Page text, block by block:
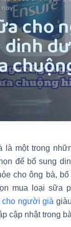
nay
cho
dinh
là một trong
để bổ sung
cho ông bà, bố
mua loại sữa
cho người già
cập nhật trong